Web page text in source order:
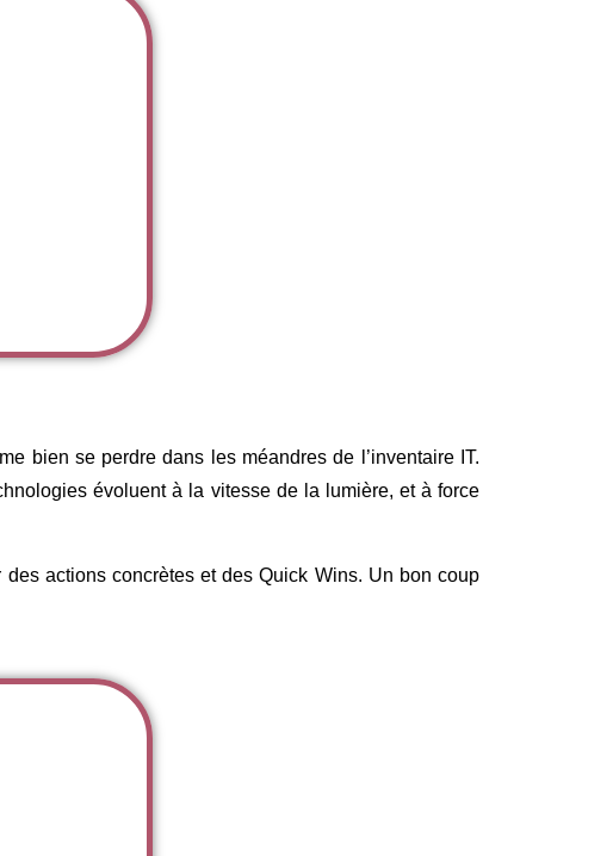
bien se perdre dans les méandres de l’inventaire IT.
évoluent à la vitesse de la lumière, et à force
actions concrètes et des Quick Wins. Un bon coup